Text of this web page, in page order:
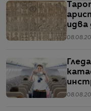
идва